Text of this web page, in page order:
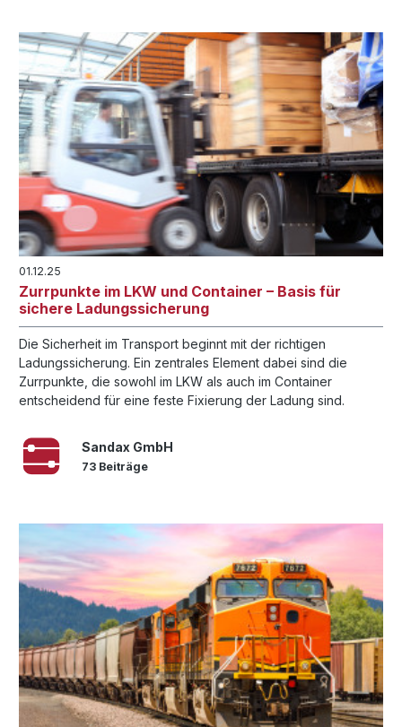
01.12.25
Zurrpunkte im LKW und Container – Basis für
sichere Ladungssicherung
Die Sicherheit im Transport beginnt mit der richtigen
Ladungssicherung. Ein zentrales Element dabei sind die
Zurrpunkte, die sowohl im LKW als auch im Container
entscheidend für eine feste Fixierung der Ladung sind.
Sandax GmbH
73 Beiträge